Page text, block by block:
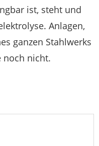
ist, steht und
Anlagen,
ganzen Stahlwerks
noch nicht.